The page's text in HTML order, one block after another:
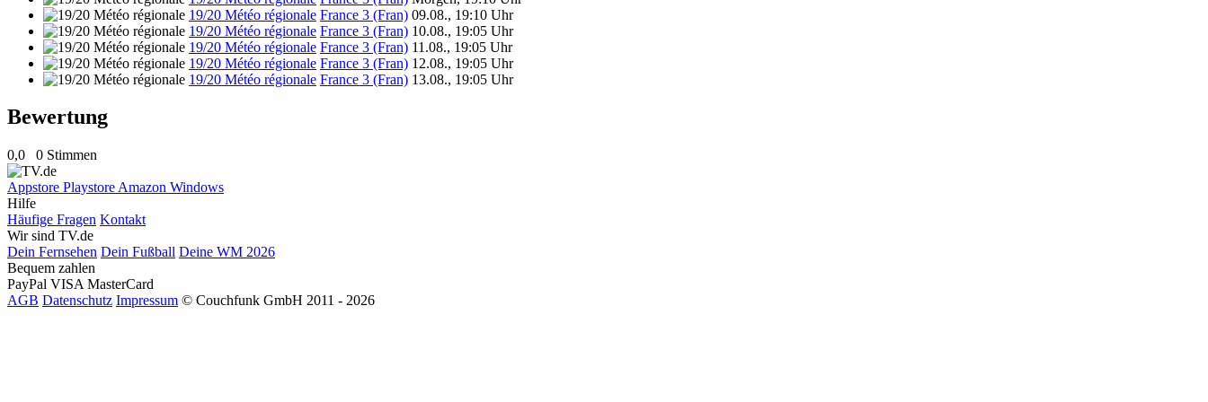
19/20 Météo régionale France 3 (Fran) 09.08., 19:10 Uhr
19/20 Météo régionale France 3 (Fran) 10.08., 19:05 Uhr
19/20 Météo régionale France 3 (Fran) 11.08., 19:05 Uhr
19/20 Météo régionale France 3 (Fran) 12.08., 19:05 Uhr
19/20 Météo régionale France 3 (Fran) 13.08., 19:05 Uhr
Bewertung
0,0 0 Stimmen
Appstore Playstore Amazon Windows
Hilfe
Häufige Fragen Kontakt
Wir sind TV.de
Dein Fernsehen Dein Fußball Deine WM 2026
Bequem zahlen
PayPal VISA MasterCard
AGB Datenschutz Impressum © Couchfunk GmbH 2011 - 2026